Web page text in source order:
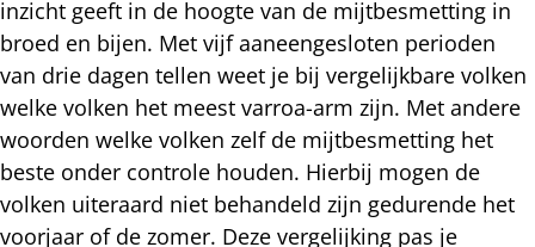
inzicht geeft in de hoogte van de mijtbesmetting in
broed en bijen. Met vijf aaneengesloten perioden
van drie dagen tellen weet je bij vergelijkbare volken
welke volken het meest varroa-arm zijn. Met andere
woorden welke volken zelf de mijtbesmetting het
beste onder controle houden. Hierbij mogen de
volken uiteraard niet behandeld zijn gedurende het
voorjaar of de zomer. Deze vergelijking pas je